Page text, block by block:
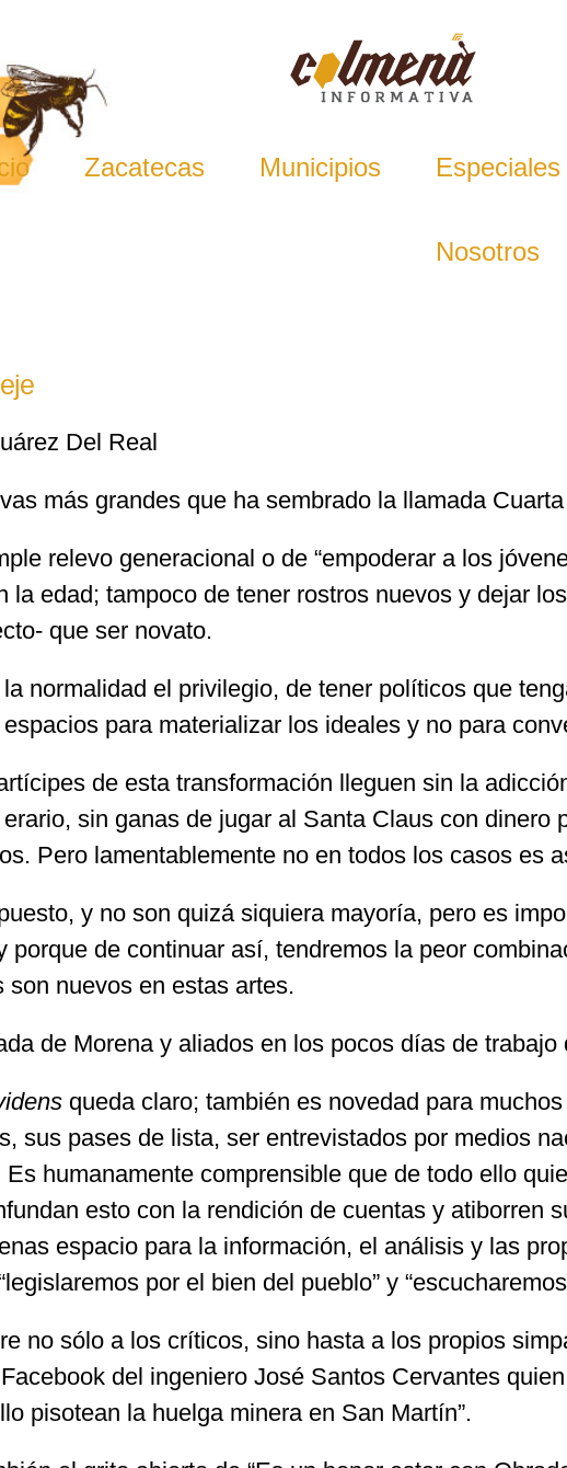
Zacatecas Municipios Especiales
Nosotros
Del Real
más grandes que ha sembrado la llamada
relevo generacional o de “empoderar a los
la edad; tampoco de tener rostros nuevos y dejar
que ser novato.
normalidad el privilegio, de tener políticos que
para materializar los ideales y no para
de esta transformación lleguen sin la
sin ganas de jugar al Santa Claus con
Pero lamentablemente no en todos los casos es
y no son quizá siquiera mayoría, pero es
porque de continuar así, tendremos la peor
son nuevos en estas artes.
de Morena y aliados en los pocos días de
queda claro; también es novedad para
sus pases de lista, ser entrevistados por medios
humanamente comprensible que de todo ello
esto con la rendición de cuentas y atiborren
espacio para la información, el análisis y las
por el bien del pueblo” y
no sólo a los críticos, sino hasta a los propios
del ingeniero José Santos Cervantes
pisotean la huelga minera en San Martín”.